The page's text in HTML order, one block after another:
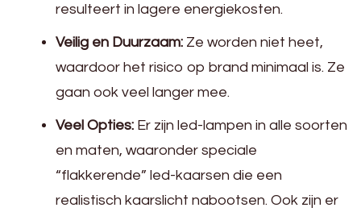
resulteert in lagere energiekosten.
Veilig en Duurzaam: Ze worden niet heet,
waardoor het risico op brand minimaal is. Ze
gaan ook veel langer mee.
Veel Opties: Er zijn led-lampen in alle soorten
en maten, waaronder speciale
“flakkerende” led-kaarsen die een
realistisch kaarslicht nabootsen. Ook zijn er